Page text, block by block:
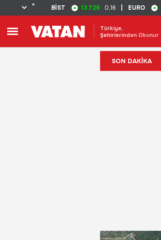
° BİST 13.726 0,16 EURO
Türkiye,
Şehirlerinden Okunur
SON DAKİKA